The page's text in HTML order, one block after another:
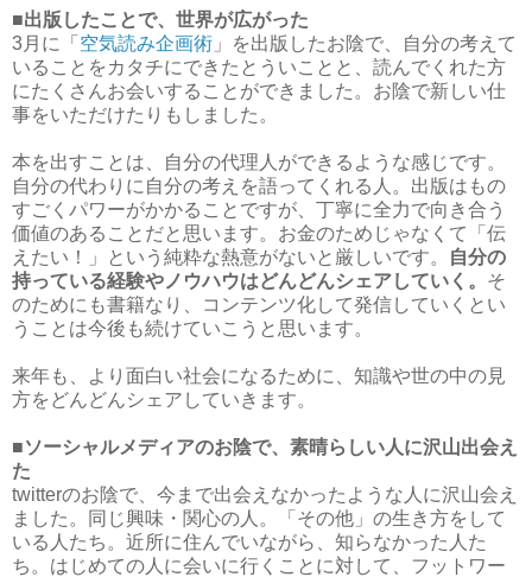
■出版したことで、世界が広がった
3月に「 空気読み企画術 」を出版したお陰で、自分の考えて
いることをカタチにできたとういことと、読んでくれた方
にたくさんお会いすることができました。お陰で新しい仕
事をいただけたりもしました。
本を出すことは、自分の代理人ができるような感じです。
自分の代わりに自分の考えを語ってくれる人。出版はもの
すごくパワーがかかることですが、丁寧に全力で向き合う
価値のあることだと思います。お金のためじゃなくて「伝
えたい！」という純粋な熱意がないと厳しいです。
自分の
持っている経験やノウハウはどんどんシェアしていく。 そ
のためにも書籍なり、コンテンツ化して発信していくとい
うことは今後も続けていこうと思います。
来年も、より面白い社会になるために、知識や世の中の見
方をどんどんシェアしていきます。
■ソーシャルメディアのお陰で、素晴らしい人に沢山出会え
た
twitterのお陰で、今まで出会えなかったような人に沢山会え
ました。同じ興味・関心の人。「その他」の生き方をして
いる人たち。近所に住んでいながら、知らなかった人た
ち。はじめての人に会いに行くことに対して、フットワー